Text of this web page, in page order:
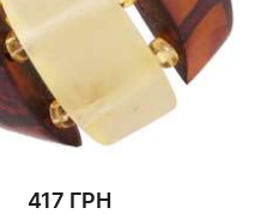
417 ГРН